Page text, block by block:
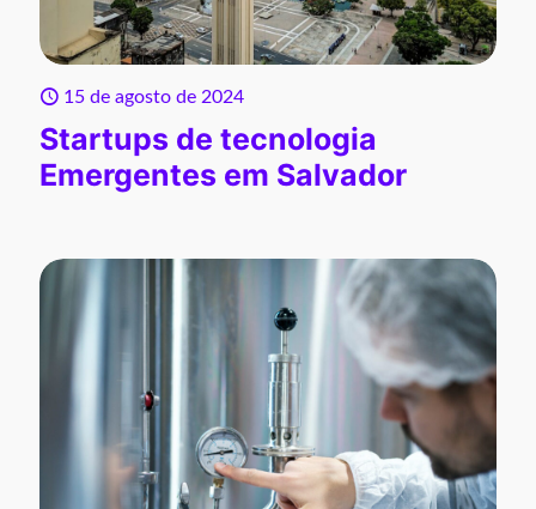
15 de agosto de 2024
Startups de tecnologia
Emergentes em Salvador